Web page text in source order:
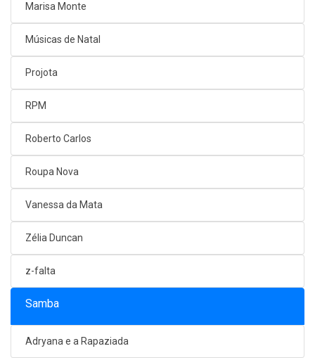
Marisa Monte
Músicas de Natal
Projota
RPM
Roberto Carlos
Roupa Nova
Vanessa da Mata
Zélia Duncan
z-falta
Samba
Adryana e a Rapaziada